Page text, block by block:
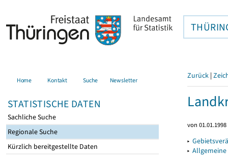
Home Kontakt Suche Newsletter
STATISTISCHE DATEN
Sachliche Suche
Regionale Suche
Kürzlich bereitgestellte Daten
Zurück |
von
▸
▸